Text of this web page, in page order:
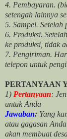
4. Pembayaran.
setengah lainnya
5. Sampel. Setelah
6. Produksi.
ke produksi, tidak
7. Pengiriman.
telepon untuk
PERTANYAAN
1) Pertanyaan:
untuk Anda
Jawaban: Yang
atau gagasan
akan membuat